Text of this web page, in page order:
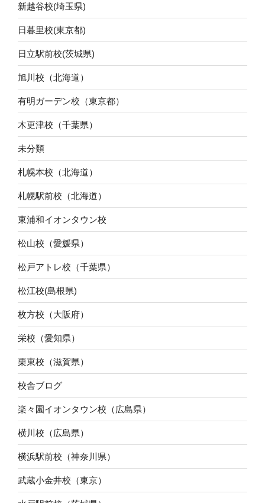
新越谷校(埼玉県)
日暮里校(東京都)
日立駅前校(茨城県)
旭川校（北海道）
有明ガーデン校（東京都）
木更津校（千葉県）
未分類
札幌本校（北海道）
札幌駅前校（北海道）
東浦和イオンタウン校
松山校（愛媛県）
松戸アトレ校（千葉県）
松江校(島根県)
枚方校（大阪府）
栄校（愛知県）
栗東校（滋賀県）
校舎ブログ
楽々園イオンタウン校（広島県）
横川校（広島県）
横浜駅前校（神奈川県）
武蔵小金井校（東京）